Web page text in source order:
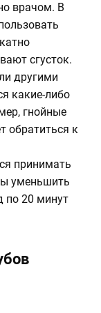
врачом. В
сгусток.
другими
какие-либо
гнойные
обратиться к
принимать
уменьшить
по 20 минут